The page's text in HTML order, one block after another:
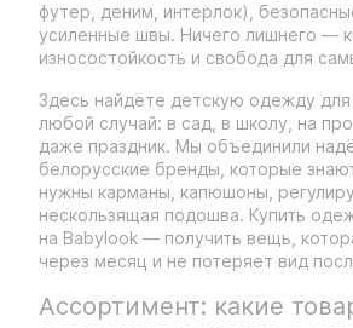
футер, деним, интерлок),
усиленные швы. Ничего лишнего —
износостойкость и свобода для
Здесь найдёте детскую одежду для
любой случай: в сад, в школу, на
даже праздник. Мы объединили
белорусские бренды, которые
нужны карманы, капюшоны,
нескользящая подошва. Купить
на Babylook — получить вещь,
через месяц и не потеряет вид
Ассортимент: какие